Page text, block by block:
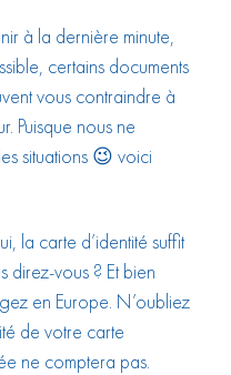
à la dernière minute,
certains documents
vous contraindre à
Puisque nous ne
situations 😉 voici
la carte d’identité suffit
direz-vous ? Et bien
en Europe. N’oubliez
de votre carte
ne comptera pas.